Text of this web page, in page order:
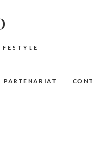
PARTENARIAT